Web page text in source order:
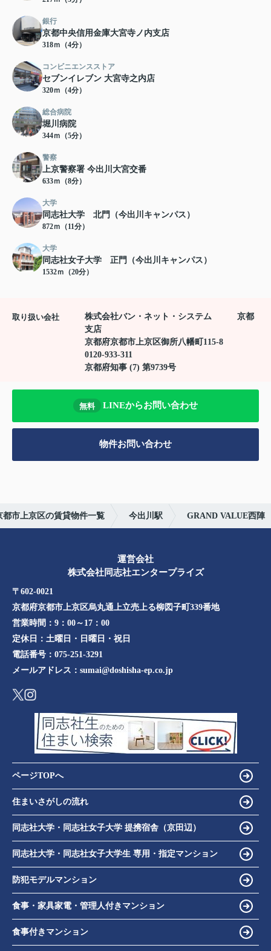
銀行
京都中央信用金庫大宮寺ノ内支店
318ｍ（4分）
コンビニエンスストア
セブンイレブン 大宮寺之内店
320ｍ（4分）
総合病院
堀川病院
344ｍ（5分）
警察
上京警察署 今出川大宮交番
633ｍ（8分）
大学
同志社大学 北門（今出川キャンパス）
872ｍ（11分）
大学
同志社女子大学 正門（今出川キャンパス）
1532ｍ（20分）
取り扱い会社
株式会社バン・ネット・システム 京都
支店
京都府京都市上京区御所八幡町115-8
0120-933-311
京都府知事 (7) 第9739号
無料 LINEからお問い合わせ
物件お問い合わせ
都市上京区の賃貸物件一覧 今出川駅 GRAND VALUE西陣
運営会社
株式会社同志社エンタープライズ
〒602-0021
京都府京都市上京区烏丸通上立売上る柳図子町339番地​​
営業時間： 9：00～17：00
定休日： 土曜日・日曜日・祝日
電話番号： 075-251-3291
メールアドレス： sumai@doshisha-ep.co.jp
ページTOPへ
住まいさがしの流れ
同志社大学・同志社女子大学 提携宿舎（京田辺）
同志社大学・同志社女子大学生 専用・指定マンション
防犯モデルマンション
食事・家具家電・管理人付きマンション
食事付きマンション